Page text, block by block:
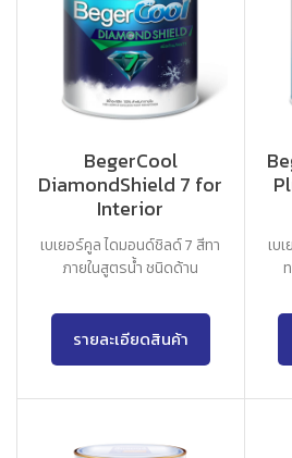
BegerCool
DiamondShield 7 for
Interior
เบเยอร์คูล ไดมอนด์ชิลด์ 7 สีทา
ภายในสูตรน้ำ ชนิดด้าน
รายละเอียดสินค้า
เบ